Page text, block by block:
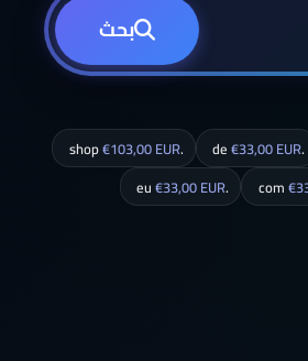
بحث
.de
€33,00 EUR
.shop
€103,00 EUR
.eu
€33,00 EUR